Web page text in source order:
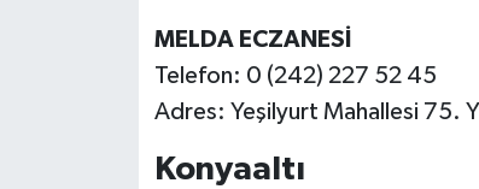
MELDA ECZANESİ
Telefon: 0 (242) 227 52 45
Adres: Yeşilyurt Mahallesi 75.
Konyaaltı